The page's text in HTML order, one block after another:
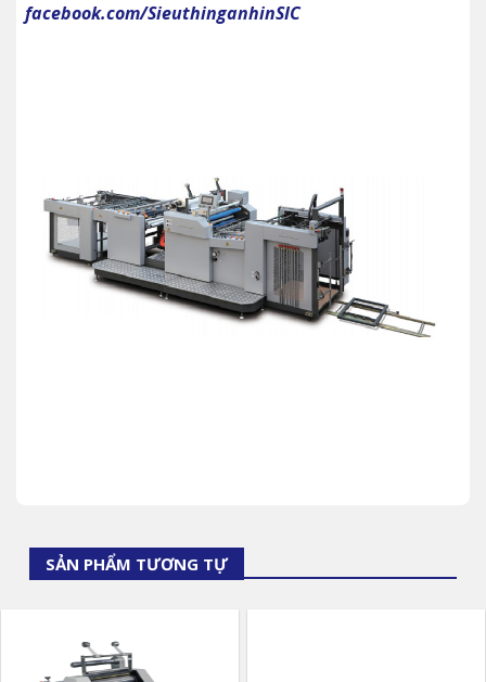
facebook.com/SieuthinganhinSIC
SẢN PHẨM TƯƠNG TỰ